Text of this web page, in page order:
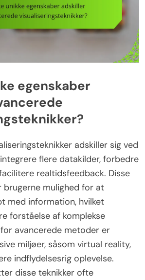
egenskaber
adskiller sig ved
flere datakilder, forbedre
realtidsfeedback. Disse
brugerne mulighed for at
med information, hvilket
forståelse af komplekse
avancerede metoder er
miljøer, såsom virtual reality,
indflydelsesrig oplevelse.
disse teknikker ofte